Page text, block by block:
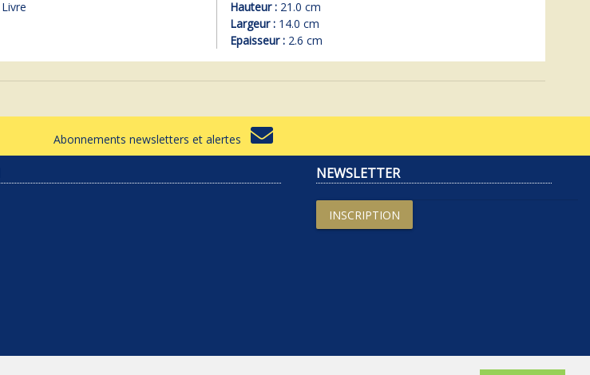
Livre
Hauteur : 21.0 cm
Largeur : 14.0 cm
Epaisseur : 2.6 cm
Abonnements newsletters et alertes
NEWSLETTER
INSCRIPTION